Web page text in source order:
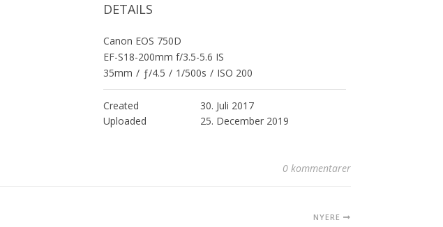
DETAILS
Canon EOS 750D
EF-S18-200mm f/3.5-5.6 IS
35mm / ƒ/4.5 / 1/500s / ISO 200
Created
30. Juli 2017
Uploaded
25. December 2019
0 kommentarer
NYERE